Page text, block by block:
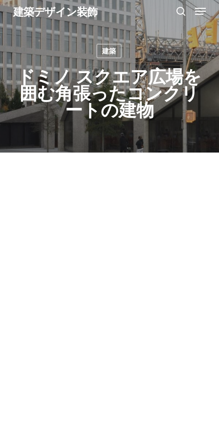
Skip
to
main
content
建築デザイン装飾
search
Menu
建築
ドミノ スクエア広場を
囲む角張ったコンクリ
ートの建物
Close
Menu